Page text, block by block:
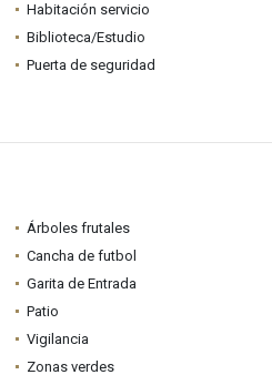
Habitación servicio
Biblioteca/Estudio
Puerta de seguridad
Árboles frutales
Cancha de futbol
Garita de Entrada
Patio
Vigilancia
Zonas verdes